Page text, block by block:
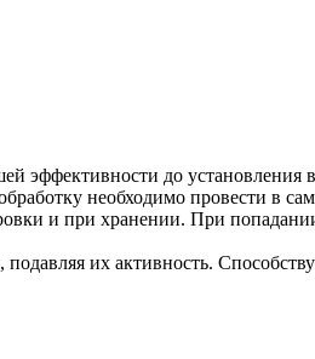
эффективности до
необходимо провести в
и при хранении. При
их активность.